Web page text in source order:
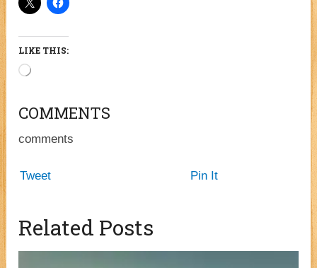
LIKE THIS:
Loading…
COMMENTS
comments
Tweet Pin It
Related Posts